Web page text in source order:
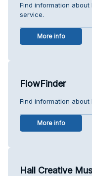
Find information
service.
More info
FlowFinder
Find information about
More info
Hall Creative